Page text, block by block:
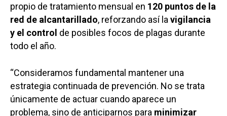
propio de tratamiento mensual en 120 puntos de la
red de alcantarillado, reforzando así la vigilancia
y el control de posibles focos de plagas durante
todo el año.
“Consideramos fundamental mantener una
estrategia continuada de prevención. No se trata
únicamente de actuar cuando aparece un
problema, sino de anticiparnos para minimizar